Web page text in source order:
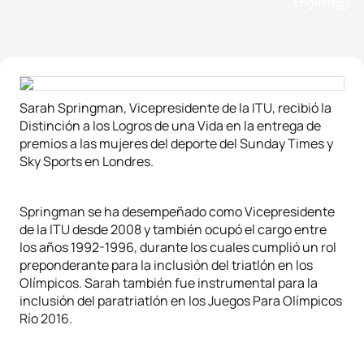
Sarah Springman, Vicepresidente de la ITU, recibió la
Distinción a los Logros de una Vida en la entrega de
premios a las mujeres del deporte del Sunday Times y
Sky Sports en Londres.
Springman se ha desempeñado como Vicepresidente
de la ITU desde 2008 y también ocupó el cargo entre
los años 1992-1996, durante los cuales cumplió un rol
preponderante para la inclusión del triatlón en los
Olímpicos. Sarah también fue instrumental para la
inclusión del paratriatlón en los Juegos Para Olímpicos
Río 2016.